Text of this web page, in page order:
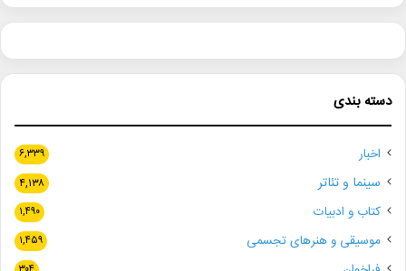
دسته بندی
اخبار ۶,۳۳۹
سینما و تئاتر ۴,۱۳۸
کتاب و ادبیات ۱,۴۹۰
موسیقی و هنرهای تجسمی ۱,۴۵۹